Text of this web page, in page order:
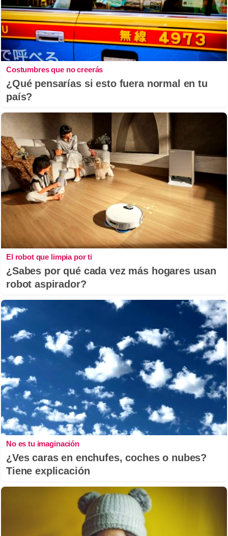
Costumbres que no creerás
¿Qué pensarías si esto fuera normal en tu
país?
El robot que limpia por ti
¿Sabes por qué cada vez más hogares usan
robot aspirador?
No es tu imaginación
¿Ves caras en enchufes, coches o nubes?
Tiene explicación